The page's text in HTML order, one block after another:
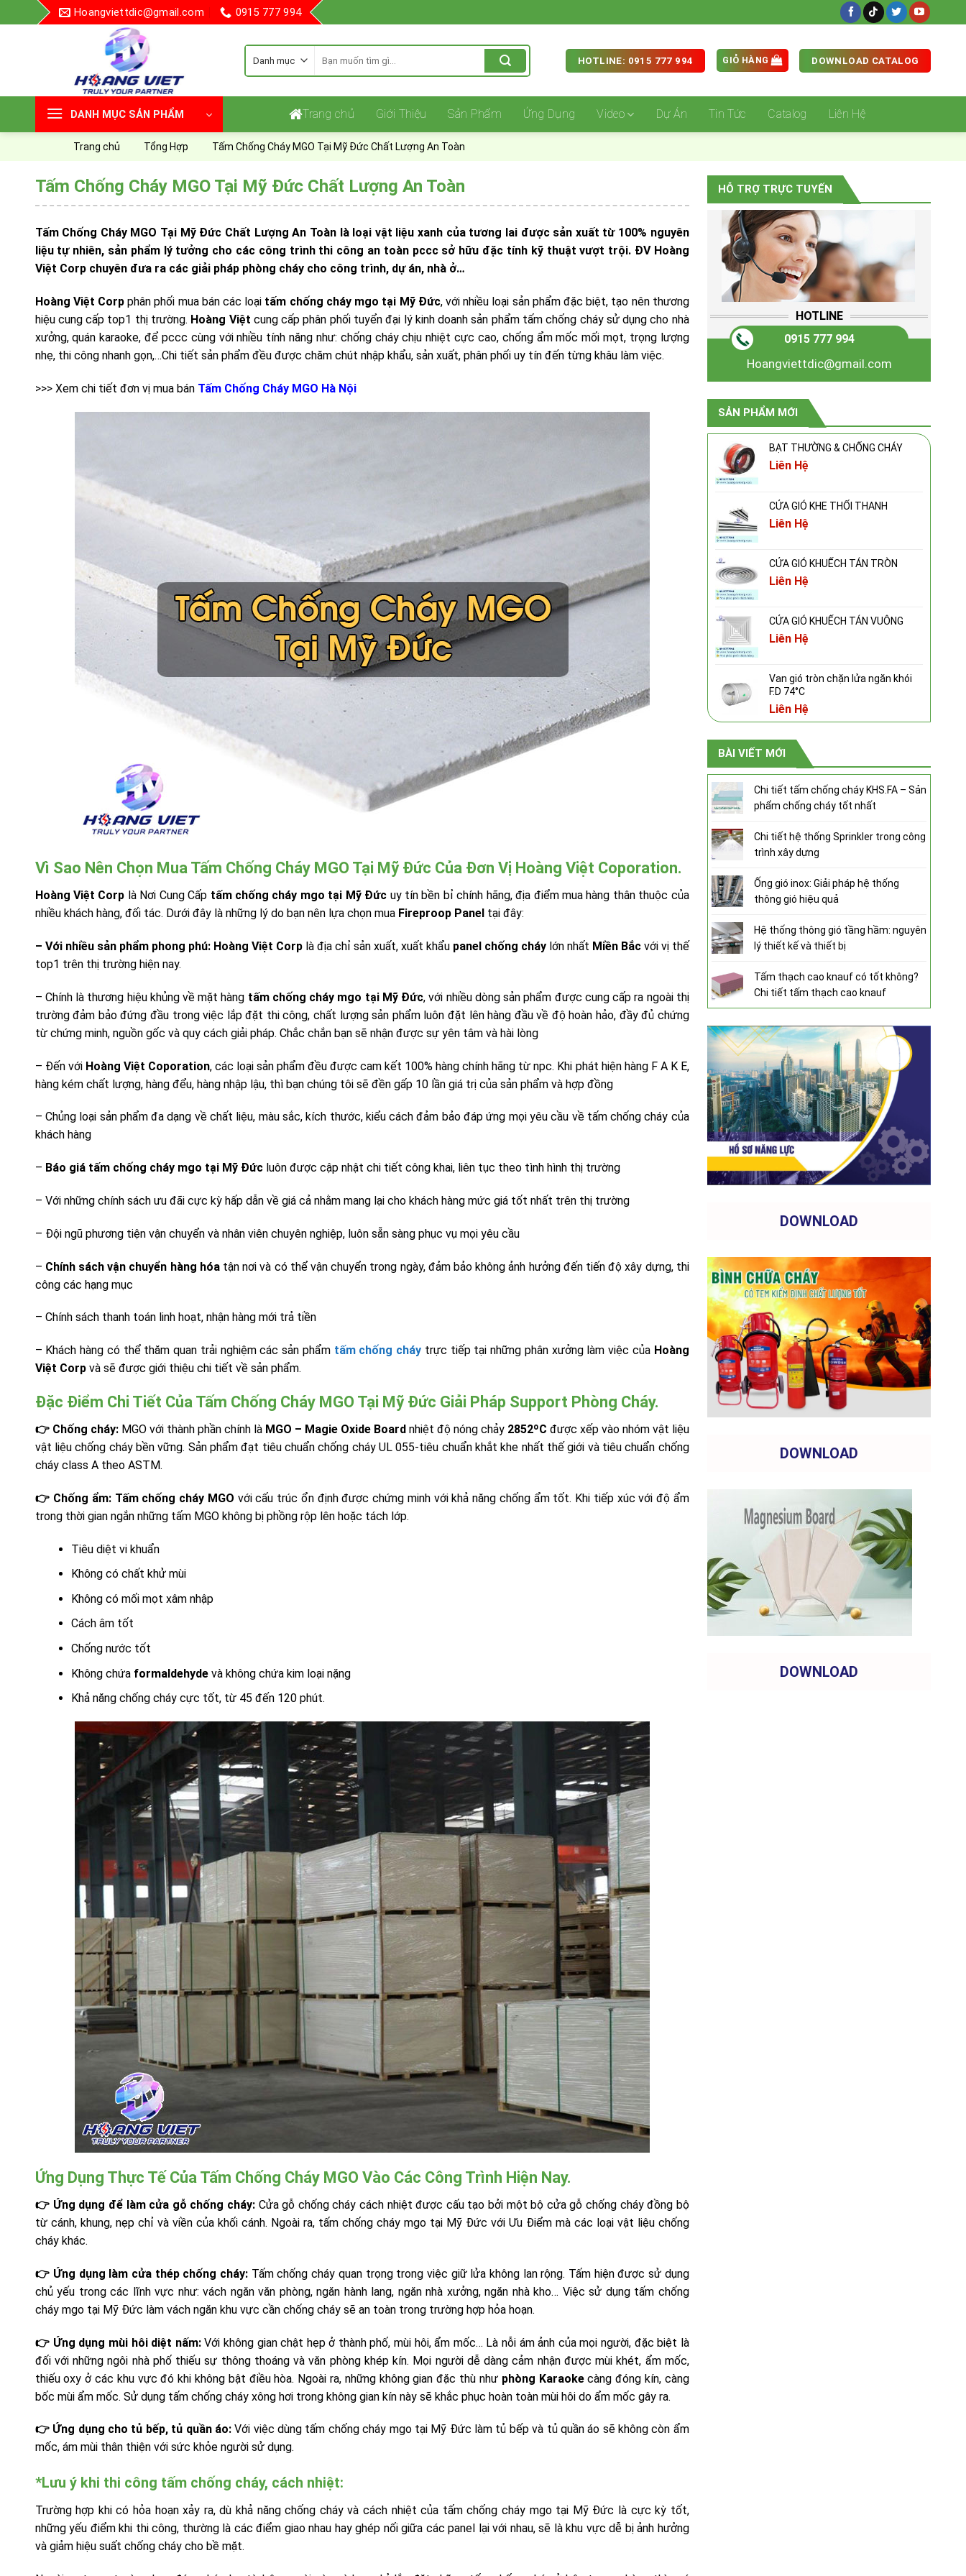
to
Hoangviettdic@gmail.com 0915 777 994
kiếm:
HOTLINE: 0915 777 994 GIỎ HÀNG DOWNLOAD CATALOG
DANH MỤC SẢN PHẨM Trang chủ Giới Thiệu Sản Phẩm Ứng Dụng Video Dự Án Tin Tức Catalog Liên Hệ
Trang chủ Tổng Hợp Tấm Chống Cháy MGO Tại Mỹ Đức Chất Lượng An Toàn
Tấm Chống Cháy MGO Tại Mỹ Đức Chất Lượng An Toàn
Tấm Chống Cháy MGO Tại Mỹ Đức Chất Lượng An Toàn là loại vật liệu xanh của tương lai được sản xuất từ 100% nguyên
liệu tự nhiên, sản phẩm lý tưởng cho các công trình thi công an toàn pccc sở hữu đặc tính kỹ thuật vượt trội. ĐV Hoàng
Việt Corp chuyên đưa ra các giải pháp phòng cháy cho công trình, dự án, nhà ở…
Hoàng Việt Corp phân phối mua bán các loại tấm chống cháy mgo tại Mỹ Đức, với nhiều loại sản phẩm đặc biệt, tạo nên thương
hiệu cung cấp top1 thị trường. Hoàng Việt cung cấp phân phối tuyển đại lý kinh doanh sản phẩm tấm chống cháy sử dụng cho nhà
xưởng, quán karaoke, để pccc cùng với nhiều tính năng như: chống cháy chịu nhiệt cực cao, chống ẩm mốc mối mọt, trọng lượng
nhẹ, thi công nhanh gọn,…Chi tiết sản phẩm đều được chăm chút nhập khẩu, sản xuất, phân phối uy tín đến từng khâu làm việc.
>>> Xem chi tiết đơn vị mua bán Tấm Chống Cháy MGO Hà Nội
Vì Sao Nên Chọn Mua Tấm Chống Cháy MGO Tại Mỹ Đức Của Đơn Vị Hoàng Việt Coporation.
Hoàng Việt Corp là Nơi Cung Cấp tấm chống cháy mgo tại Mỹ Đức uy tín bền bỉ chính hãng, địa điểm mua hàng thân thuộc của
nhiều khách hàng, đối tác. Dưới đây là những lý do bạn nên lựa chọn mua Fireproop Panel tại đây:
– Với nhiều sản phẩm phong phú: Hoàng Việt Corp là địa chỉ sản xuất, xuất khẩu panel chống cháylớn nhất Miền Bắcvới vị thế
top1 trên thị trường hiện nay.
– Chính là thương hiệu khủng về mặt hàng tấm chống cháy mgo tại Mỹ Đức, với nhiều dòng sản phẩm được cung cấp ra ngoài thị
trường đảm bảo đứng đầu trong việc lắp đặt thi công, chất lượng sản phẩm luôn đặt lên hàng đầu về độ hoàn hảo, đầy đủ chứng
từ chứng minh, nguồn gốc và quy cách giải pháp. Chắc chắn bạn sẽ nhận được sự yên tâm và hài lòng
– Đến với Hoàng Việt Coporation, các loại sản phẩm đều được cam kết 100% hàng chính hãng từ npc. Khi phát hiện hàng F A K E,
hàng kém chất lượng, hàng đểu, hàng nhập lậu, thì bạn chúng tôi sẽ đền gấp 10 lần giá trị của sản phẩm và hợp đồng
– Chủng loại sản phẩm đa dạng về chất liệu, màu sắc, kích thước, kiểu cách đảm bảo đáp ứng mọi yêu cầu về tấm chống cháy của
khách hàng
– Báo giá tấm chống cháy mgo tại Mỹ Đứcluôn được cập nhật chi tiết công khai, liên tục theo tình hình thị trường
– Với những chính sách ưu đãi cực kỳ hấp dẫn về giá cả nhằm mang lại cho khách hàng mức giá tốt nhất trên thị trường
– Đội ngũ phương tiện vận chuyển và nhân viên chuyên nghiệp, luôn sẵn sàng phục vụ mọi yêu cầu
– Chính sách vận chuyển hàng hóatận nơi và có thể vận chuyển trong ngày, đảm bảo không ảnh hưởng đến tiến độ xây dựng, thi
công các hạng mục
– Chính sách thanh toán linh hoạt, nhận hàng mới trả tiền
– Khách hàng có thể thăm quan trải nghiệm các sản phẩm tấm chống cháy trực tiếp tại những phân xưởng làm việc của Hoàng
Việt Corpvà sẽ được giới thiệu chi tiết về sản phẩm.
Đặc Điểm Chi Tiết Của Tấm Chống Cháy MGO Tại Mỹ Đức Giải Pháp Support Phòng Cháy.
👉 Chống cháy:MGO với thành phần chính là MGO – Magie Oxide Boardnhiệt độ nóng chảy 2852ºC được xếp vào nhóm vật liệu
vật liệu chống cháy bền vững. Sản phẩm đạt tiêu chuẩn chống cháy UL 055-tiêu chuẩn khắt khe nhất thế giới và tiêu chuẩn chống
cháy class A theo ASTM.
👉 Chống ẩm: Tấm chống cháy MGO với cấu trúc ổn định được chứng minh với khả năng chống ẩm tốt. Khi tiếp xúc với độ ẩm
trong thời gian ngắn những tấm MGO không bị phồng rộp lên hoặc tách lớp.
Tiêu diệt vi khuẩn
Không có chất khử mùi
Không có mối mọt xâm nhập
Cách âm tốt
Chống nước tốt
Không chứa formaldehyde và không chứa kim loại nặng
Khả năng chống cháy cực tốt, từ 45 đến 120 phút.
Ứng Dụng Thực Tế Của Tấm Chống Cháy MGO Vào Các Công Trình Hiện Nay.
👉 Ứng dụng để làm cửa gỗ chống cháy:Cửa gỗ chống cháy cách nhiệt được cấu tạo bởi một bộ cửa gỗ chống cháy đồng bộ
từ cánh, khung, nẹp chỉ và viền của khối cánh. Ngoài ra, tấm chống cháy mgo tại Mỹ Đức với Ưu Điểm mà các loại vật liệu chống
cháy khác.
👉 Ứng dụng làm cửa thép chống cháy: Tấm chống cháy quan trọng trong việc giữ lửa không lan rộng. Tấm hiện được sử dụng
chủ yếu trong các lĩnh vực như: vách ngăn văn phòng, ngăn hành lang, ngăn nhà xưởng, ngăn nhà kho… Việc sử dụng tấm chống
cháy mgo tại Mỹ Đức làm vách ngăn khu vực cần chống cháy sẽ an toàn trong trường hợp hỏa hoạn.
👉 Ứng dụng mùi hôi diệt nấm:Với không gian chật hẹp ở thành phố, mùi hôi, ẩm mốc… Là nỗi ám ảnh của mọi người, đặc biệt là
đối với những ngôi nhà phố thiếu sự thông thoáng và văn phòng khép kín. Mọi người dễ dàng cảm nhận được mùi khét, ẩm mốc,
thiếu oxy ở các khu vực đó khi không bật điều hòa. Ngoài ra, những không gian đặc thù như phòng Karaokecàng đóng kín, càng
bốc mùi ẩm mốc. Sử dụng tấm chống cháy xông hơi trong không gian kín này sẽ khắc phục hoàn toàn mùi hôi do ẩm mốc gây ra.
👉 Ứng dụng cho tủ bếp, tủ quần áo:Với việc dùng tấm chống cháy mgo tại Mỹ Đức làm tủ bếp và tủ quần áo sẽ không còn ẩm
mốc, ám mùi thân thiện với sức khỏe người sử dụng.
*Lưu ý khi thi công tấm chống cháy, cách nhiệt:
Trường hợp khi có hỏa hoạn xảy ra, dù khả năng chống cháy và cách nhiệt của tấm chống cháy mgo tại Mỹ Đức là cực kỳ tốt,
những yếu điểm khi thi công, thường là các điểm giao nhau hay ghép nối giữa các panel lại với nhau, sẽ là khu vực dễ bị ảnh hưởng
và giảm hiệu suất chống cháy cho bề mặt.
HỖ TRỢ TRỰC TUYẾN
HOTLINE
0915 777 994
Hoangviettdic@gmail.com
SẢN PHẨM MỚI
BẠT THƯỜNG & CHỐNG CHÁY
Liên Hệ
CỬA GIÓ KHE THỔI THANH
Liên Hệ
CỬA GIÓ KHUẾCH TÁN TRÒN
Liên Hệ
CỬA GIÓ KHUẾCH TÁN VUÔNG
Liên Hệ
Van gió tròn chặn lửa ngăn khói
F.D 74°C
Liên Hệ
BÀI VIẾT MỚI
Chi tiết tấm chống cháy KHS.FA – Sản
phẩm chống cháy tốt nhất
Chi tiết hệ thống Sprinkler trong công
trình xây dựng
Ống gió inox: Giải pháp hệ thống
thông gió hiệu quả
Hệ thống thông gió tầng hầm: nguyên
lý thiết kế và thiết bị
Tấm thạch cao knauf có tốt không?
Chi tiết tấm thạch cao knauf
DOWNLOAD
DOWNLOAD
DOWNLOAD